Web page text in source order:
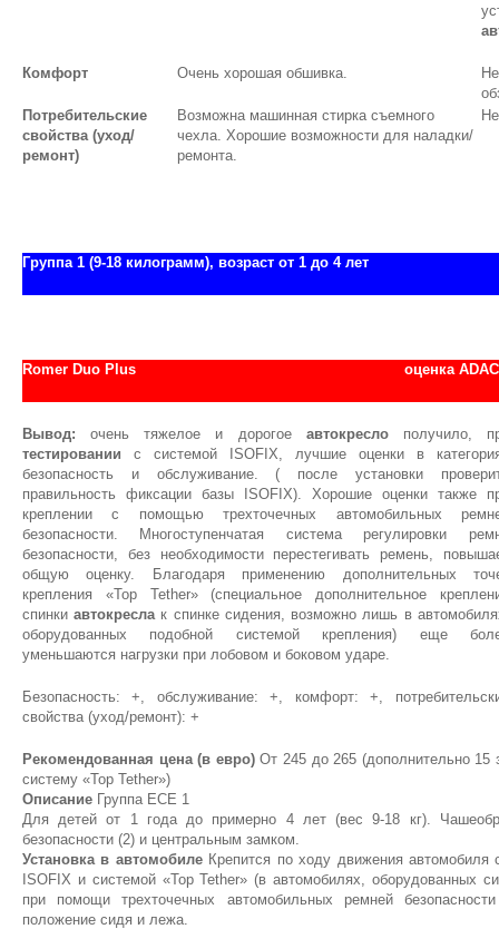
Комфорт Очень хорошая обшивка.
Потребительские
свойства (уход/
ремонт)
Возможна машинная стирка съемного
чехла. Хорошие возможности для наладки/
ремонта.
Группа 1 (9-18 килограмм), возраст от 1 до 4 лет
Romer Duo Plus оценка
Вывод: очень тяжелое и дорогое автокреслополучило,
тестировании с системой ISOFIX, лучшие оценки в
безопасность и обслуживание. ( после установки
правильность фиксации базы ISOFIX). Хорошие оценки также
креплении с помощью трехточечных автомобильных
безопасности. Многоступенчатая система регулировки
безопасности, без необходимости перестегивать ремень,
общую оценку. Благодаря применению дополнительных
крепления «Top Tether» (специальное дополнительное
спинкиавтокреслак спинке сидения, возможно лишь в
оборудованных подобной системой крепления) еще
уменьшаются нагрузки при лобовом и боковом ударе.
Безопасность: +, обслуживание: +, комфорт: +,
свойства (уход/ремонт): +
Рекомендованная цена (в евро)От 245 до 265 (дополнительно 15
систему «Top Tether»)
Описание Группа ЕСЕ 1
Для детей от 1 года до примерно 4 лет (вес 9-18 кг).
безопасности (2) и центральным замком.
Установка в автомобилеКрепится по ходу движения автомобиля
ISOFIX и системой «Top Tether» (в автомобилях, оборудованных
при помощи трехточечных автомобильных ремней
положение сидя и лежа.